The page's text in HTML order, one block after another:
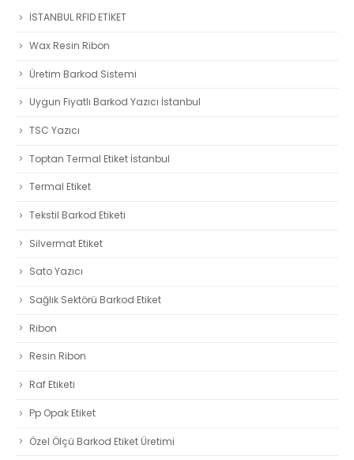
İSTANBUL RFID ETİKET
Wax Resin Ribon
Üretim Barkod Sistemi
Uygun Fiyatlı Barkod Yazıcı İstanbul
TSC Yazıcı
Toptan Termal Etiket İstanbul
Termal Etiket
Tekstil Barkod Etiketi
Silvermat Etiket
Sato Yazıcı
Sağlık Sektörü Barkod Etiket
Ribon
Resin Ribon
Raf Etiketi
Pp Opak Etiket
Özel Ölçü Barkod Etiket Üretimi